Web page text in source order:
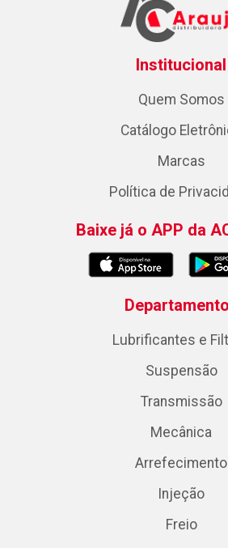
Institucional
Quem Somos
Catálogo
Marcas
Política de
Baixe já o APP da
Lubrificantes e
Suspensão
Transmissão
Mecânica
Arrefecimento
Injeção
Freio